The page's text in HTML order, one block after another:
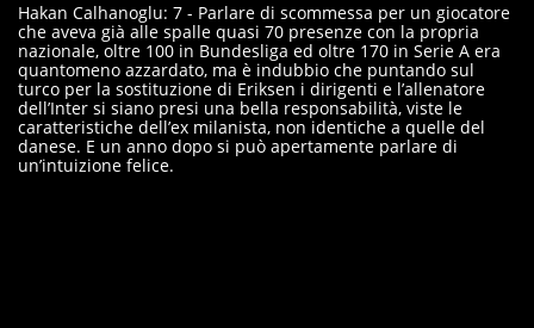
Hakan Calhanoglu: 7 - Parlare di scommessa per un giocatore
che aveva già alle spalle quasi 70 presenze con la propria
nazionale, oltre 100 in Bundesliga ed oltre 170 in Serie A era
quantomeno azzardato, ma è indubbio che puntando sul
turco per la sostituzione di Eriksen i dirigenti e l’allenatore
dell’Inter si siano presi una bella responsabilità, viste le
caratteristiche dell’ex milanista, non identiche a quelle del
danese. E un anno dopo si può apertamente parlare di
un’intuizione felice.